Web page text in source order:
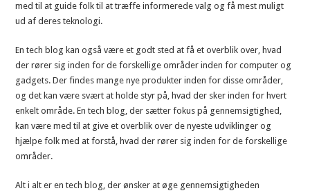
med til at guide folk til at træffe informerede valg og få mest muligt
ud af deres teknologi.
En tech blog kan også være et godt sted at få et overblik over, hvad
der rører sig inden for de forskellige områder inden for computer og
gadgets. Der findes mange nye produkter inden for disse områder,
og det kan være svært at holde styr på, hvad der sker inden for hvert
enkelt område. En tech blog, der sætter fokus på gennemsigtighed,
kan være med til at give et overblik over de nyeste udviklinger og
hjælpe folk med at forstå, hvad der rører sig inden for de forskellige
områder.
Alt i alt er en tech blog, der ønsker at øge gennemsigtigheden